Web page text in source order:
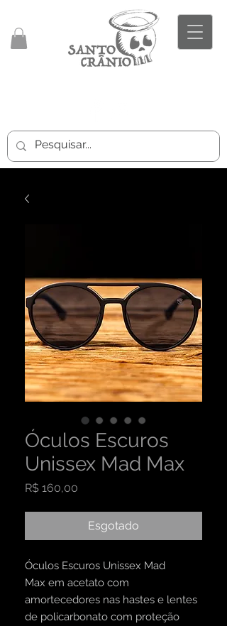
Óculos Escuros
Unissex Mad Max
R$ 160,00
Esgotado
Óculos Escuros Unissex Mad
Max em acetato com
amortecedores nas hastes e lentes
de policarbonato com proteção